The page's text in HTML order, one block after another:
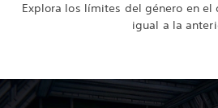
Explora los límites del género en el
igual a la